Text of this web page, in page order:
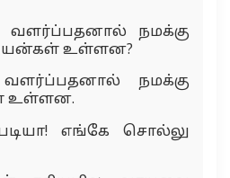
வளர்ப்பதனால் நமக்கு
உள்ளன?
நமக்கு
உள்ளன.
எங்கே சொல்லு